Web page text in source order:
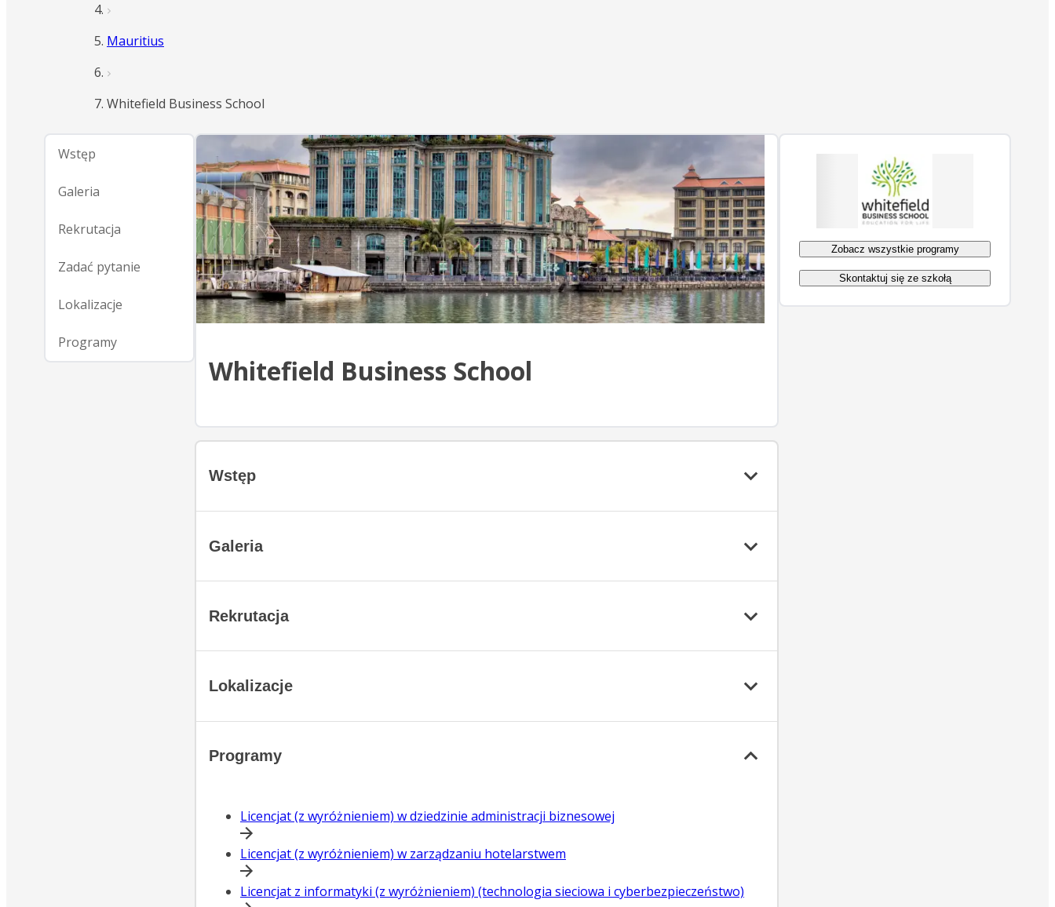
Mauritius
Whitefield Business School
Wstęp
Galeria
Rekrutacja
Zadać pytanie
Lokalizacje
Programy
Whitefield Business School
Wstęp
Galeria
Rekrutacja
Lokalizacje
Programy
Licencjat (z wyróżnieniem) w dziedzinie administracji biznesowej
Licencjat (z wyróżnieniem) w zarządzaniu hotelarstwem
Licencjat z informatyki (z wyróżnieniem) (technologia sieciowa i cyberbezpieczeństwo)
Zobacz wszystkie programy
Skontaktuj się ze szkołą